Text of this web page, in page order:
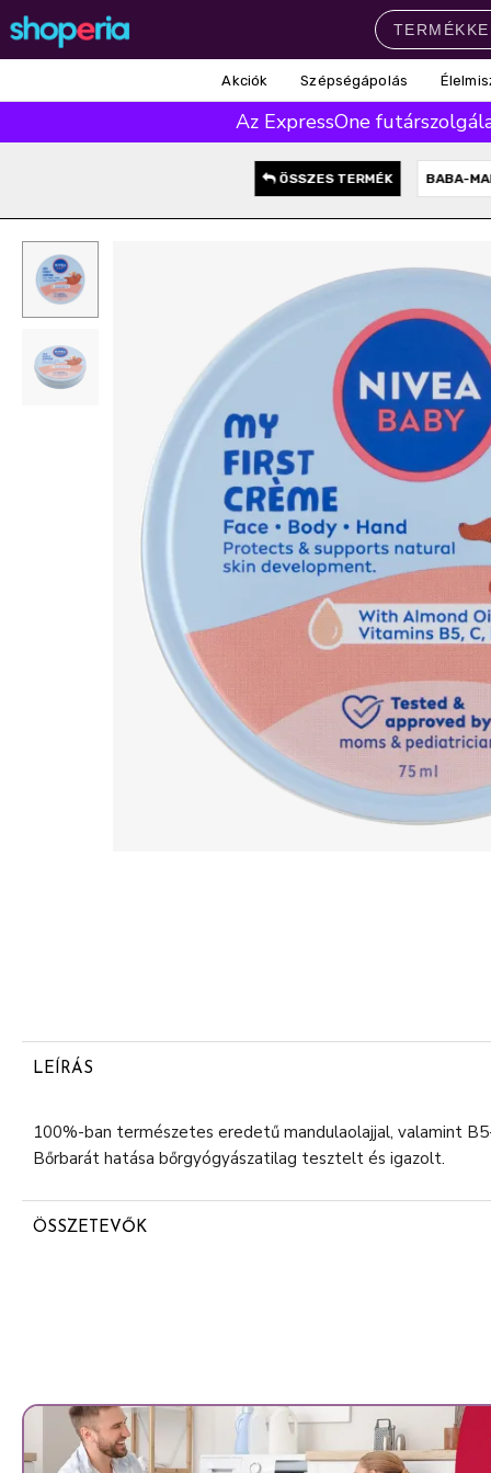
Élelmiszer
Takarítás
Népszerű márkák
Pampers
Népszerű keresések
lenor
Akciók Szépségápolás
Az ExpressOne
ÖSSZES TERMÉK BABA-
LEÍRÁS
100%-ban természetes eredetű mandulaolajjal, valamint
Bőrbarát hatása bőrgyógyászatilag tesztelt és igazolt.
ÖSSZETEVŐK
Stearyl Alcohol
Palmitic Acid
Glyceryl Stearate